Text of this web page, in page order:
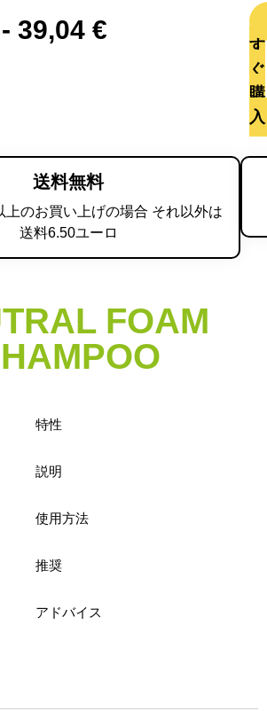
- 39,04 €
す
ぐ
購
入
送料無料
上のお買い上げの場合 それ以外は
送料6.50ユーロ
FOAM
特性
説明
使用方法
推奨
アドバイス